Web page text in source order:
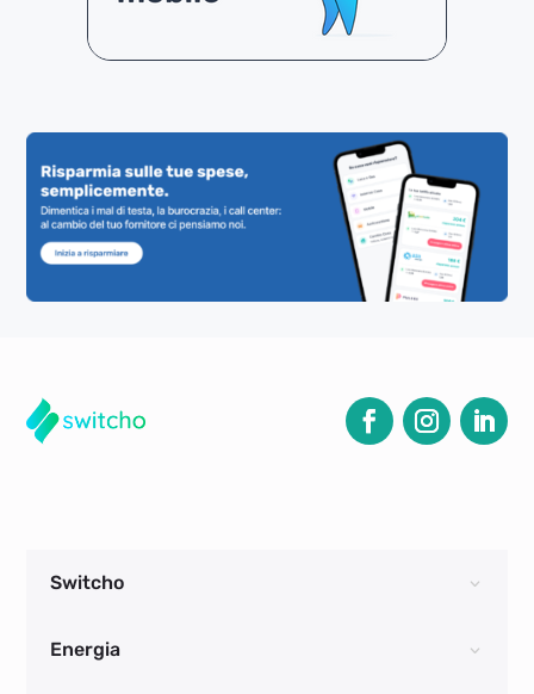
Switcho
Energia